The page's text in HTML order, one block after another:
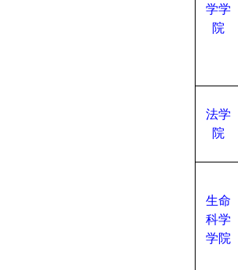
学学
院
法学
院
生命
科学
学院